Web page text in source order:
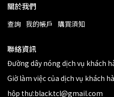
關於我們
查詢 我的帳戶 購買須知
聯絡資訊
Đường dây nóng dịch vụ khách
Giờ làm việc của dịch vụ khách
hộp thư:black.tcl@gmail.com